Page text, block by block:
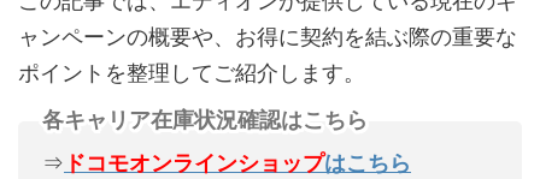
ャンペーンの概要や、お得に契約を結ぶ際の重要な
ポイントを整理してご紹介します。
各キャリア在庫状況確認はこちら
⇒ ドコモオンラインショップはこちら